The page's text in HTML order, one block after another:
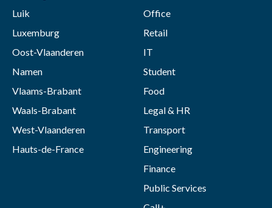
Luik
Luxemburg
Oost-Vlaanderen
Namen
Vlaams-Brabant
Waals-Brabant
West-Vlaanderen
Hauts-de-France
Office
Retail
IT
Student
Food
Legal & HR
Transport
Engineering
Finance
Public Services